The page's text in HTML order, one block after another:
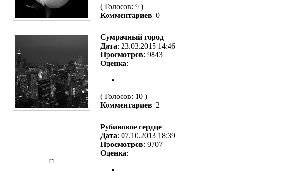
( Голосов: 9 )
Комментариев: 0
Сумрачный город
Дата: 23.03.2015 14:46
Просмотров: 9843
Оценка:
( Голосов: 10 )
Комментариев: 2
Рубиновое сердце
Дата: 07.10.2013 18:39
Просмотров: 9707
Оценка: